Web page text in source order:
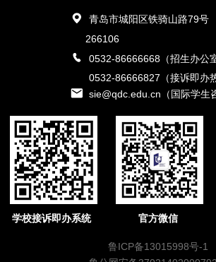
青岛市城阳区铁骑山路79号
266106
0532-86666668（招生办公室
0532-86666827（接诉即办
sie@qdc.edu.cn（国际学生
学校接诉即办系统 官方微信
鲁ICP备13015998号-1